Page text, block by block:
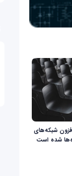
شبکه‌های
شده است